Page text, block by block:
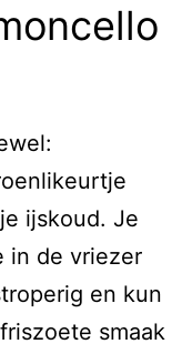
ijskoud. Je
in de vriezer
en kun
smaak